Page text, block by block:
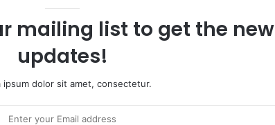
mailing list to get the new
updates!
ipsum dolor sit amet, consectetur.